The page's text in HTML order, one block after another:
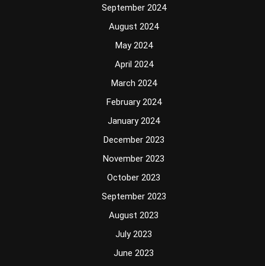
September 2024
August 2024
May 2024
April 2024
March 2024
February 2024
January 2024
December 2023
November 2023
October 2023
September 2023
August 2023
July 2023
June 2023